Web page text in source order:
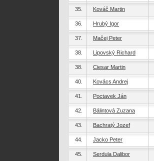
35. Kováč Martin
36. Hrubý Igor
37. Mačej Peter
38. Lipovský Richard
38. Ciesar Martin
40. Kovács Andrej
41. Poctavek Ján
42. Bálintová Zuzana
43. Bachratý Jozef
44. Jacko Peter
45. Serdula Dalibor